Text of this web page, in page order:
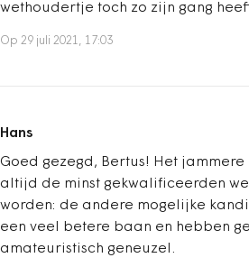
wethoudertje toch zo zijn gang
Op 29 juli 2021, 17:03
Hans
Goed gezegd, Bertus! Het jammere
altijd de minst gekwalificeerden
worden: de andere mogelijke
een veel betere baan en hebben
amateuristisch geneuzel.